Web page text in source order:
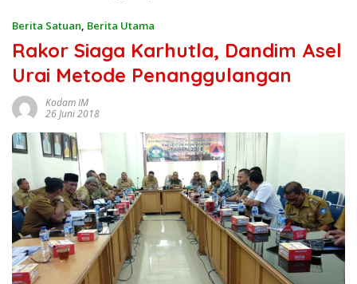
Berita Satuan, Berita Utama
Rakor Siaga Karhutla, Dandim Asel
Urai Metode Penanggulangan
Kodam IM
26 Juni 2018